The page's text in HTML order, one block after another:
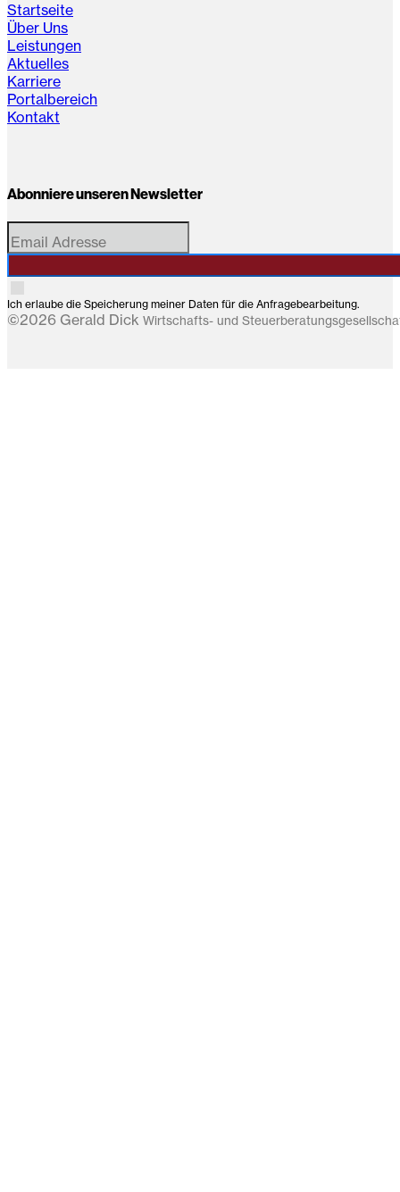
Startseite
Über Uns
Leistungen
Aktuelles
Karriere
Portalbereich
Kontakt
Abonniere unseren Newsletter
Ich erlaube die Speicherung meiner Daten für die Anfragebearbeitung.
©2026 Gerald Dick Wirtschafts- und